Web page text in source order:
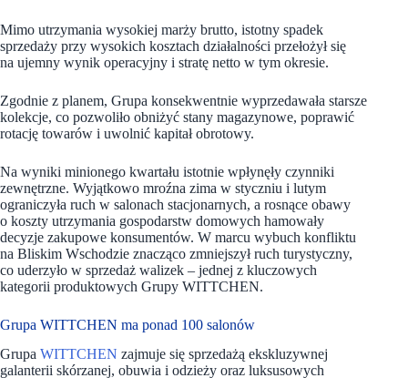
Mimo utrzymania wysokiej marży brutto, istotny spadek
sprzedaży przy wysokich kosztach działalności przełożył się
na ujemny wynik operacyjny i stratę netto w tym okresie.
Zgodnie z planem, Grupa konsekwentnie wyprzedawała starsze
kolekcje, co pozwoliło obniżyć stany magazynowe, poprawić
rotację towarów i uwolnić kapitał obrotowy.
Na wyniki minionego kwartału istotnie wpłynęły czynniki
zewnętrzne. Wyjątkowo mroźna zima w styczniu i lutym
ograniczyła ruch w salonach stacjonarnych, a rosnące obawy
o koszty utrzymania gospodarstw domowych hamowały
decyzje zakupowe konsumentów. W marcu wybuch konfliktu
na Bliskim Wschodzie znacząco zmniejszył ruch turystyczny,
co uderzyło w sprzedaż walizek – jednej z kluczowych
kategorii produktowych Grupy WITTCHEN.
Grupa WITTCHEN ma ponad 100 salonów
Grupa WITTCHEN zajmuje się sprzedażą ekskluzywnej
galanterii skórzanej, obuwia i odzieży oraz luksusowych